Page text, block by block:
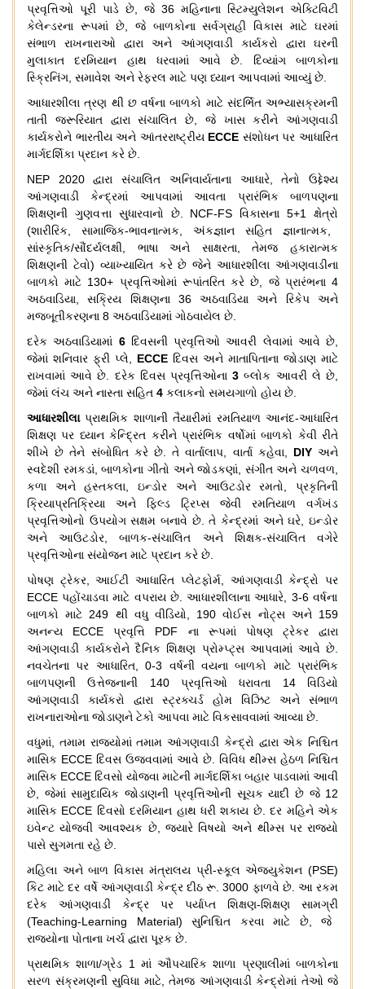
પ્રવૃત્તિઓ પૂરી પાડે છે, જે 36 મહિનાના સ્ટિમ્યુલેશન એક્ટિવિટી
કેલેન્ડરના રૂપમાં છે, જે બાળકોના સર્વગ્રાહી વિકાસ માટે ઘરમાં
સંભાળ
રાખનારાઓ દ્વારા અને આંગણવાડી કાર્યકરો દ્વારા
ઘરની
મુલાકાત
દરમિયાન હાથ ધરવામાં આવે છે. દિવ્યાંગ
બાળકોના
સ્ક્રિનિંગ, સમાવેશ અને રેફરલ માટે પણ ધ્યાન આપવામાં આવ્યું છે.
આધારશીલા ત્રણ થી છ વર્ષના બાળકો માટે સંદર્ભિત અભ્યાસક્રમની
તાતી
જરૂરિયાત દ્વારા સંચાલિત છે, જે ખાસ કરીને
આંગણવાડી
કાર્યકરોને ભારતીય અને આંતરરાષ્ટ્રીય ECCE સંશોધન પર આધારિત
માર્ગદર્શિકા પ્રદાન કરે છે.
NEP 2020દ્વારા સંચાલિત અનિવાર્યતાના આધારે,તેનો
ઉદ્દેશ્ય
આંગણવાડી
કેન્દ્રમાં આપવામાં આવતા પ્રારંભિક
બાળપણના
શિક્ષણની ગુણવત્તા સુધારવાનો છે. NCF-FS વિકાસના 5+1ક્ષેત્રો
(શારીરિક, સામાજિક-ભાવનાત્મક, અંકજ્ઞાન સહિત જ્ઞાનાત્મક,
સાંસ્કૃતિક/સૌંદર્યલક્ષી, ભાષા અને સાક્ષરતા,તેમજ
હકારાત્મક
શિક્ષણની ટેવો) વ્યાખ્યાયિત કરે છે જેને આધારશીલા આંગણવાડીના
બાળકો માટે 130+ પ્રવૃત્તિઓમાં રૂપાંતરિત કરે છે, જે પ્રારંભના4
અઠવાડિયા,સક્રિય શિક્ષણના36અઠવાડિયા અને રિકેપ
અને
મજબૂતીકરણના 8 અઠવાડિયામાં ગોઠવાયેલ છે.
દરેક અઠવાડિયામાં 6 દિવસની પ્રવૃત્તિઓ આવરી લેવામાં આવે છે,
જેમાં શનિવાર ફ્રી પ્લે, ECCE દિવસ અને માતાપિતાના જોડાણ માટે
રાખવામાં આવે છે. દરેક દિવસ પ્રવૃત્તિઓના 3 બ્લોક આવરી લે છે,
જેમાં લંચ અને નાસ્તા સહિત 4 કલાકનો સમયગાળો હોય છે.
આધારશીલા પ્રાથમિક શાળાની તૈયારીમાં રમતિયાળ આનંદ-આધારિત
શિક્ષણ પર ધ્યાન કેન્દ્રિત કરીને પ્રારંભિક વર્ષોમાં બાળકો કેવી રીતે
શીખે છે તેને સંબોધિત કરે છે.તે વાર્તાલાપ, વાર્તા કહેવા, DIY અને
સ્વદેશી રમકડાં,બાળકોના ગીતો અને જોડકણાં, સંગીત અને ચળવળ,
કળા
અને હસ્તકલા,ઇન્ડોર અને આઉટડોર રમતો,પ્રકૃતિની
ક્રિયાપ્રતિક્રિયા
અને ફિલ્ડ ટ્રિપ્સ જેવી રમતિયાળ
વર્ગખંડ
પ્રવૃત્તિઓનો ઉપયોગ સક્ષમ બનાવે છે.તે કેન્દ્રમાં અને ઘરે,ઇન્ડોર
અને
આઉટડોર,બાળક-સંચાલિત અને શિક્ષક-સંચાલિત
વગેરે
પ્રવૃત્તિઓના સંયોજન માટે પ્રદાન કરે છે.
પોષણ ટ્રેકર,આઈટી આધારિત પ્લેટફોર્મ, આંગણવાડી કેન્દ્રો પર
ECCEપહોંચાડવા માટે વપરાય છે.આધારશીલાના આધારે, 3-6 વર્ષના
બાળકો માટે 249 થી વધુ વીડિયો, 190વોઈસ નોટ્સ અને159
અનન્ય ECCEપ્રવૃત્તિ PDF ના રૂપમાં પોષણ ટ્રેકર
દ્વારા
આંગણવાડી કાર્યકરોને દૈનિક શિક્ષણ પ્રોમ્પ્ટ્સ આપવામાં આવે છે.
નવચેતના પર આધારિત, 0-3 વર્ષની વયના બાળકો માટે પ્રારંભિક
બાળપણની
ઉત્તેજનાની 140પ્રવૃત્તિઓ ધરાવતા 14 વિડિયો
આંગણવાડી
કાર્યકરો દ્વારા સ્ટ્રક્ચર્ડ હોમ વિઝિટ અને
સંભાળ
રાખનારાઓના જોડાણને ટેકો આપવા માટે વિકસાવવામાં આવ્યા છે.
વધુમાં, તમામ રાજ્યોમાં તમામ આંગણવાડી કેન્દ્રો દ્વારા એક નિશ્ચિત
માસિક ECCE દિવસ ઉજવવામાં આવે છે. વિવિધ થીમ્સ હેઠળ નિશ્ચિત
માસિક ECCE દિવસો યોજવા માટેની માર્ગદર્શિકા બહાર પાડવામાં આવી
છે, જેમાં સામુદાયિક જોડાણની પ્રવૃત્તિઓની સૂચક યાદી છે જે12
માસિક ECCE દિવસો દરમિયાન હાથ ધરી શકાય છે.દર મહિને એક
ઇવેન્ટ યોજવી આવશ્યક છે, જ્યારે વિષયો અને થીમ્સ પર રાજ્યો
પાસે સુગમતા રહે છે.
મહિલા અને બાળ વિકાસ મંત્રાલય પ્રી-સ્કૂલ એજ્યુકેશન (PSE)
કિટ માટે દર વર્ષે આંગણવાડી કેન્દ્ર દીઠ રૂ. 3000 ફાળવે છે. આ રકમ
દરેક
આંગણવાડી કેન્દ્ર પર પર્યાપ્ત શિક્ષણ-શિક્ષણ
સામગ્રી
(Teaching-Learning Material)સુનિશ્ચિત કરવા માટે છે,જે
રાજ્યોના પોતાના ખર્ચ દ્વારા પૂરક છે.
પ્રાથમિક શાળા/ગ્રેડ 1 માં ઔપચારિક શાળા પ્રણાલીમાં બાળકોના
સરળ સંક્રમણની સુવિધા માટે, તેમજ આંગણવાડી કેન્દ્રોમાં તેઓ જે